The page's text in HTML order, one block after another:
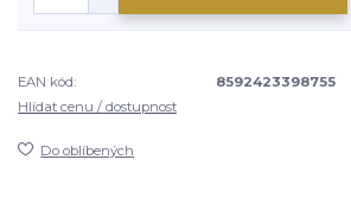
EAN kód:
8592423398755
Hlídat cenu / dostupnost
Do oblíbených